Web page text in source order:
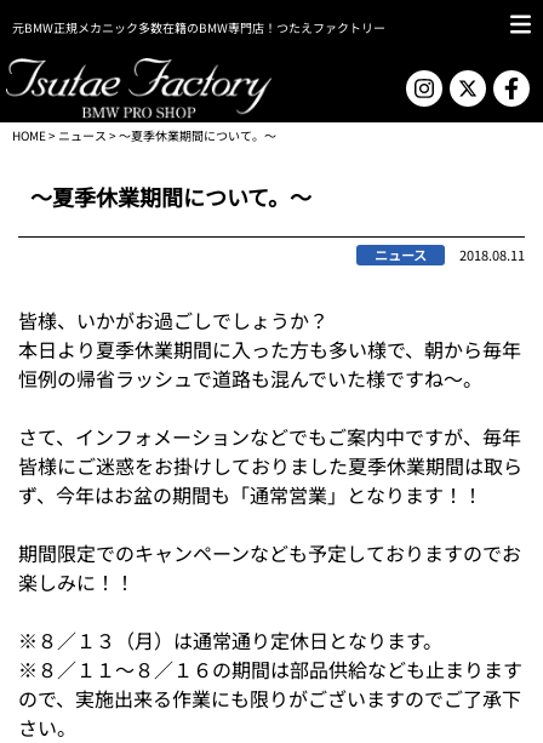
元BMW正規メカニック多数在籍のBMW専門店！つたえファクトリー
HOME> ニュース > ～夏季休業期間について。～
～夏季休業期間について。～
ニュース 2018.08.11
皆様、いかがお過ごしでしょうか？
本日より夏季休業期間に入った方も多い様で、朝から毎年
恒例の帰省ラッシュで道路も混んでいた様ですね～。
さて、インフォメーションなどでもご案内中ですが、毎年
皆様にご迷惑をお掛けしておりました夏季休業期間は取ら
ず、今年はお盆の期間も「通常営業」となります！！
期間限定でのキャンペーンなども予定しておりますのでお
楽しみに！！
※８／１３（月）は通常通り定休日となります。
※８／１１～８／１６の期間は部品供給なども止まります
ので、実施出来る作業にも限りがございますのでご了承下
さい。